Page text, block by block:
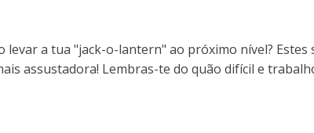
a tua "jack-o-lantern" ao próximo nível?
assustadora! Lembras-te do quão difícil e